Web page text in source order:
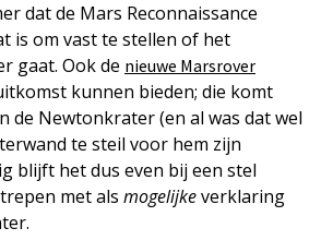
dat de Mars Reconnaissance
is om vast te stellen of het
gaat. Ook de nieuwe Marsrover
kunnen bieden; die komt
de Newtonkrater (en al was dat wel
te steil voor hem zijn
blijft het dus even bij een stel
met als mogelijkeverklaring